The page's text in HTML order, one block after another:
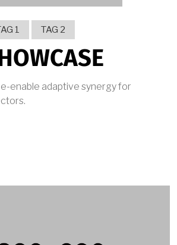
1 TAG 2
enable adaptive synergy for
SHOWCASE